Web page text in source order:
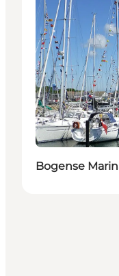
Bogense